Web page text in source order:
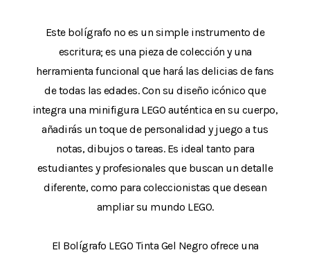
Este bolígrafo no es un simple instrumento de
escritura; es una pieza de colección y una
herramienta funcional que hará las delicias de fans
de todas las edades. Con su diseño icónico que
integra una minifigura LEGO auténtica en su cuerpo,
añadirás un toque de personalidad y juego a tus
notas, dibujos o tareas. Es ideal tanto para
estudiantes y profesionales que buscan un detalle
diferente, como para coleccionistas que desean
ampliar su mundo LEGO.
El Bolígrafo LEGO Tinta Gel Negro ofrece una